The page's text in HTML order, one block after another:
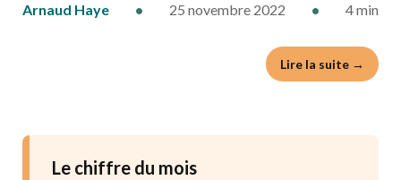
Arnaud Haye
• 25 novembre 2022 • 4 min
Lire la suite →
Le chiffre du mois